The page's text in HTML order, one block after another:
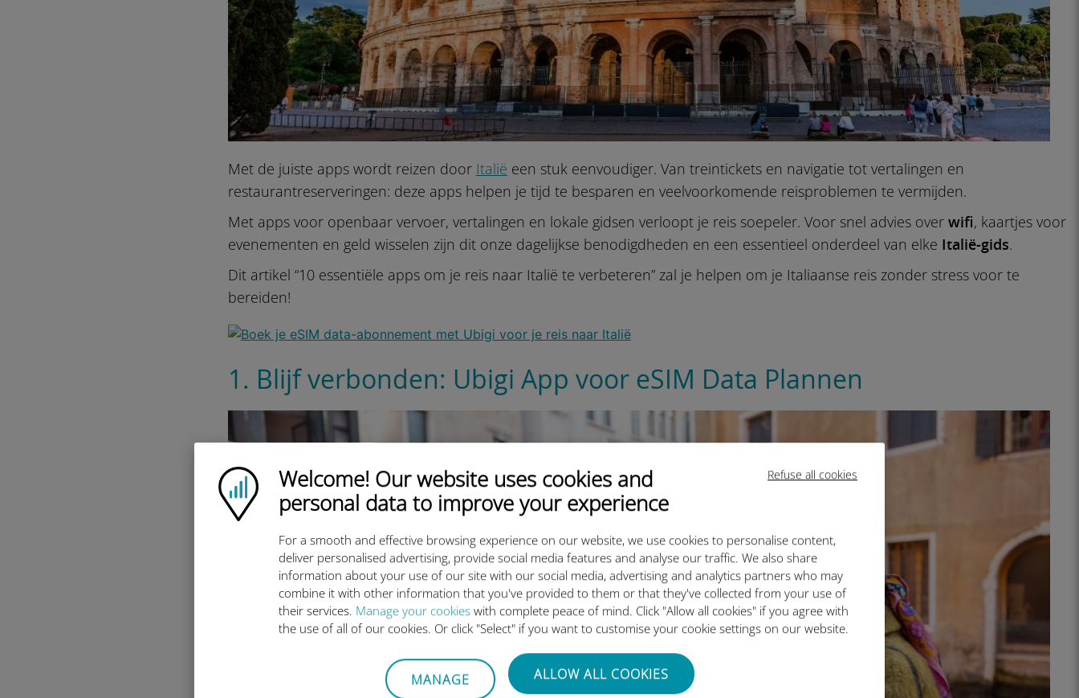
Refuse all cookies
Ubigi logo
Welcome! Our website uses cookies and
personal data to improve your experience
For a smooth and effective browsing experience on our website, we use cookies to personalise content,
deliver personalised advertising, provide social media features and analyse our traffic. We also share
information about your use of our site with our social media, advertising and analytics partners who may
combine it with other information that you've provided to them or that they've collected from your use of
their services. Manage your cookies with complete peace of mind. Click "Allow all cookies" if you agree with
the use of all of our cookies. Or click "Select" if you want to customise your cookie settings on our website.
MANAGE ALLOW ALL COOKIES
Met de juiste apps wordt reizen door Italië een stuk eenvoudiger. Van treintickets en navigatie tot vertalingen en
restaurantreserveringen: deze apps helpen je tijd te besparen en veelvoorkomende reisproblemen te vermijden.
Met apps voor openbaar vervoer, vertalingen en lokale gidsen verloopt je reis soepeler. Voor snel advies over wifi, kaartjes voor
evenementen en geld wisselen zijn dit onze dagelijkse benodigdheden en een essentieel onderdeel van elke Italië-gids.
Dit artikel “10 essentiële apps om je reis naar Italië te verbeteren” zal je helpen om je Italiaanse reis zonder stress voor te
bereiden!
1. Blijf verbonden: Ubigi App voor eSIM Data Plannen